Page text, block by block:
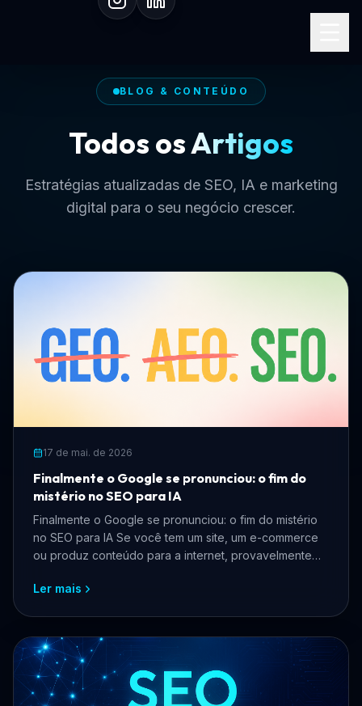
BLOG & CONTEÚDO
Todos osArtigos
Estratégias atualizadas de SEO, IA e marketing
digital para o seu negócio crescer.
17 de mai. de 2026
Finalmente o Google se pronunciou: o fim do
mistério no SEO para IA
Finalmente o Google se pronunciou: o fim do mistério
no SEO para IA Se você tem um site, um e-commerce
ou produz conteúdo para a internet, provavelmente
Ler mais